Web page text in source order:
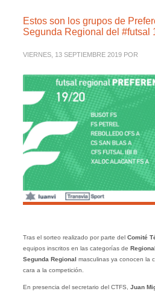
Estos son los grupos de
Segunda Regional del #futsal
VIERNES, 13 SEPTIEMBRE 2019 POR
Tras el sorteo realizado por parte del Comité
equipos inscritos en las categorías de
Segunda Regional masculinas ya conocen la
cara a la competición.
En presencia del secretario del CTFS, Juan